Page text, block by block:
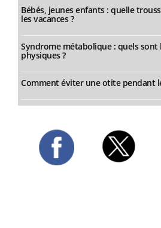
Bébés, jeunes enfants : quelle
les vacances ?
Syndrome métabolique : quels sont
physiques ?
Comment éviter une otite pendant